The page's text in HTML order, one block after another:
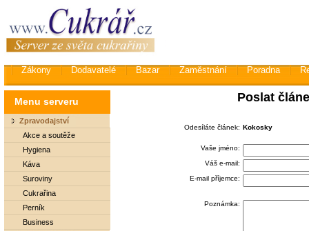
Zákony Dodavatelé Bazar Zaměstnání Poradna
Menu serveru
Zpravodajství
Akce a soutěže
Hygiena
Káva
Suroviny
Cukrařina
Perník
Business
Poslat
Odesíláte článek: Kokosky
Vaše jméno:
Váš e-mail:
E-mail příjemce:
Poznámka: